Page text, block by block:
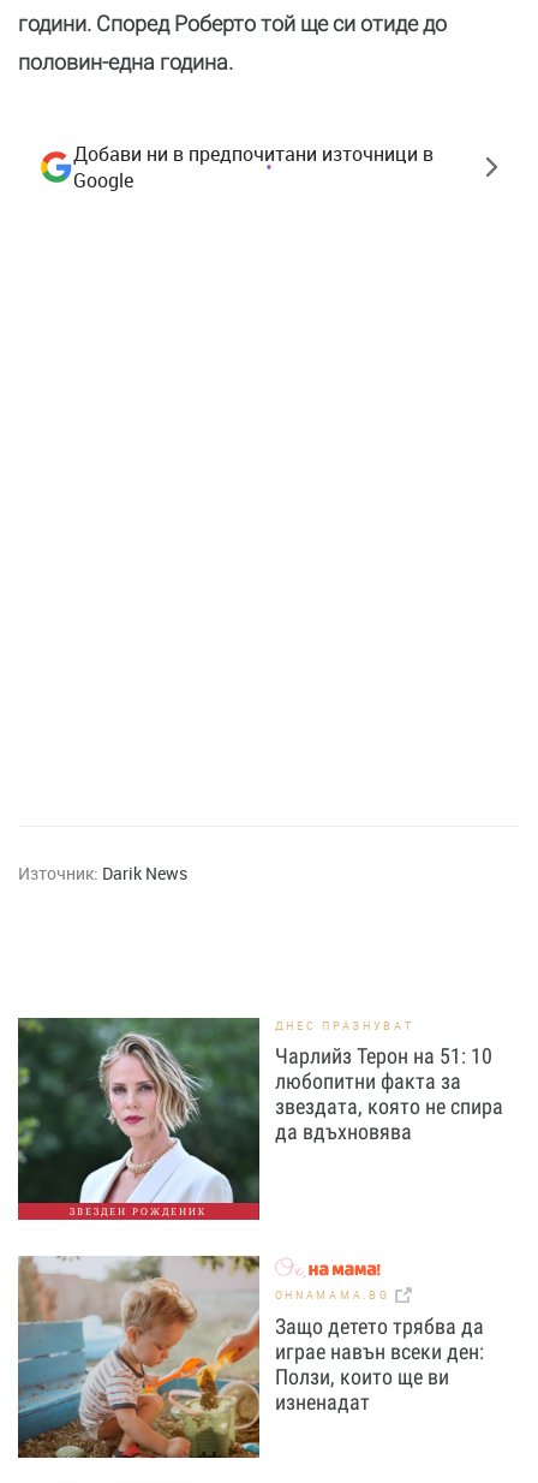
години. Според Роберто той ще си отиде до
половин-една година.
Добави ни в предпочитани източници в
Google
Източник: Darik News
ЗВЕЗДЕН РОЖДЕНИК
ДНЕС ПРАЗНУВАТ
Чарлийз Терон на 51: 10
любопитни факта за
звездата, която не спира
да вдъхновява
OHNAMAMA.BG
Защо детето трябва да
играе навън всеки ден:
Ползи, които ще ви
изненадат